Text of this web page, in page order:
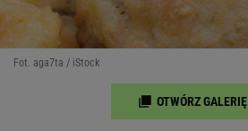
Fot. aga7ta / iStock
OTWÓRZ GALERIĘ